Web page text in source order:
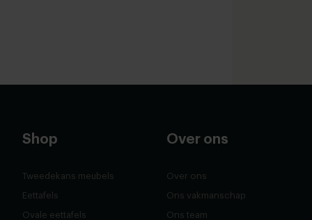
Shop
Tweedekans meubels
Eettafels
Ovale eettafels
Over ons
Over ons
Ons vakmanschap
Ons team